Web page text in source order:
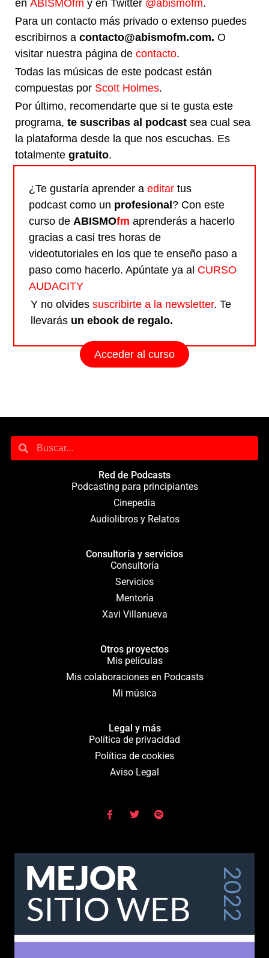
enABISMOfm y en Twitter @abismofm.
Para un contacto más privado o extenso puedes
escribirnos acontacto@abismofm.com. O
visitar nuestra página decontacto.
Todas las músicas de este podcast están
compuestas por Scott Holmes.
Por último, recomendarte que si te gusta este
programa,te suscribas al podcast sea cual sea
la plataforma desde la que nos escuchas. Es
totalmentegratuito.
¿Te gustaría aprender aeditar tus
podcast como un profesional? Con este
curso deABISMOfm aprenderás a hacerlo
gracias a casi tres horas de
videotutoriales en los que te enseño paso a
paso como hacerlo. Apúntate ya al CURSO
AUDACITY
Y no olvidessuscribirte a la newsletter. Te
llevarás un ebook de regalo.
Acceder al curso
Red de Podcasts
Podcasting para principiantes
Cinepedia
Audiolibros y Relatos
Consultoría y servicios
Consultoría
Servicios
Mentoría
Xavi Villanueva
Otros proyectos
Mis películas
Mis colaboraciones en Podcasts
Mi música
Legal y más
Política de privacidad
Política de cookies
Aviso Legal